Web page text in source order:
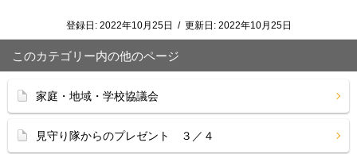
登録日: 2022年10月25日 / 更新日: 2022年10月25日
このカテゴリー内の他のページ
家庭・地域・学校協議会
見守り隊からのプレゼント ３／４